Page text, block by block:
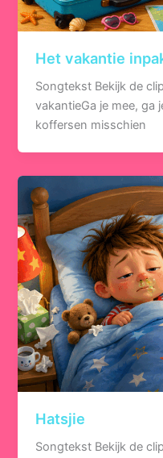
Het vakantie
Songtekst Bekijk de
vakantieGa je mee, ga
koffersen misschien
Hatsjie
Songtekst Bekijk de